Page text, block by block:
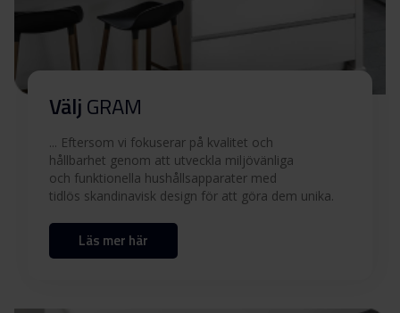
Användarmanual (EN)
Användarmanual (FI,SV)
Produktbild SI 17626 X
Produktbild SI 17626 X
VäljGRAM
... Eftersom vi fokuserar på kvalitet och
hållbarhet genom att utveckla miljövänliga
och funktionella hushållsapparater med
tidlös skandinavisk design för att göra dem unika.
Läs mer här